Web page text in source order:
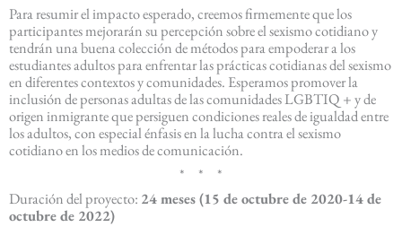
Para resumir el impacto esperado, creemos firmemente que los
participantes mejorarán su percepción sobre el sexismo cotidiano y
tendrán una buena colección de métodos para empoderar a los
estudiantes adultos para enfrentar las prácticas cotidianas del sexismo
en diferentes contextos y comunidades. Esperamos promover la
inclusión de personas adultas de las comunidades LGBTIQ + y de
origen inmigrante que persiguen condiciones reales de igualdad entre
los adultos, con especial énfasis en la lucha contra el sexismo
cotidiano en los medios de comunicación.
​* * *
Duración del proyecto: 24 meses (15 de octubre de 2020-14 de
octubre de 2022)